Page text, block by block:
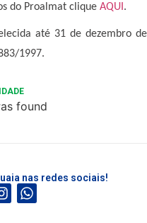
do Proalmat clique AQUI .
até 31 de dezembro de
1997.
found
nas redes sociais!